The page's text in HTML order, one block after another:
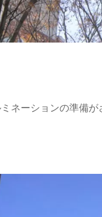
ネーションの準備